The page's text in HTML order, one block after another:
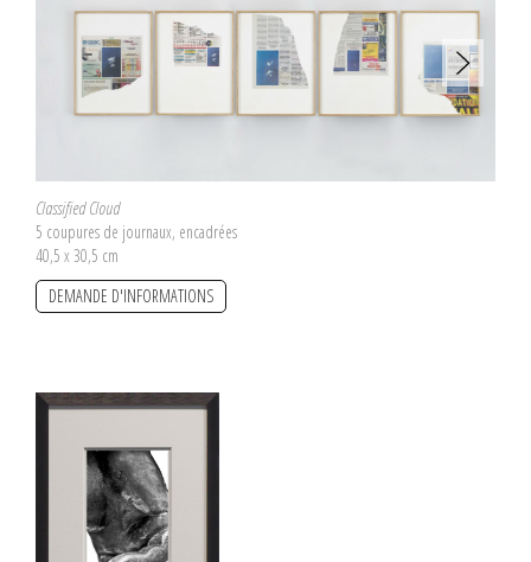
Classified Cloud
5 coupures de journaux, encadrées
40,5 x 30,5 cm
DEMANDE D'INFORMATIONS